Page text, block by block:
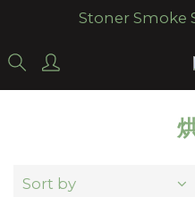
Stoner Smoke
Sort by